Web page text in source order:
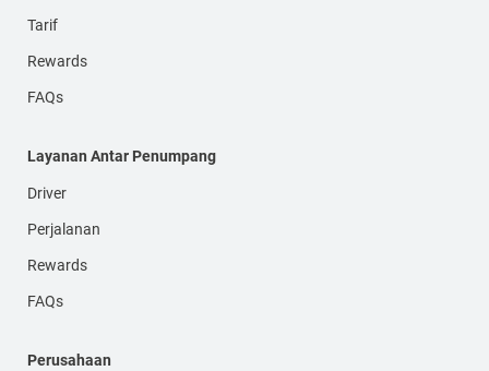
Tarif
Rewards
FAQs
Layanan Antar Penumpang
Driver
Perjalanan
Rewards
FAQs
Perusahaan